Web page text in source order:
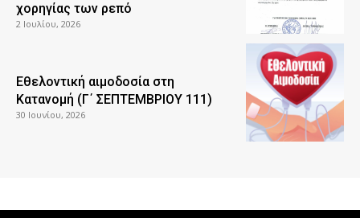
χορηγίας των ρεπό
2 Ιουλίου, 2026
Εθελοντική αιμοδοσία στη
Κατανομή (Γ΄ ΣΕΠΤΕΜΒΡΙΟΥ 111)
30 Ιουνίου, 2026